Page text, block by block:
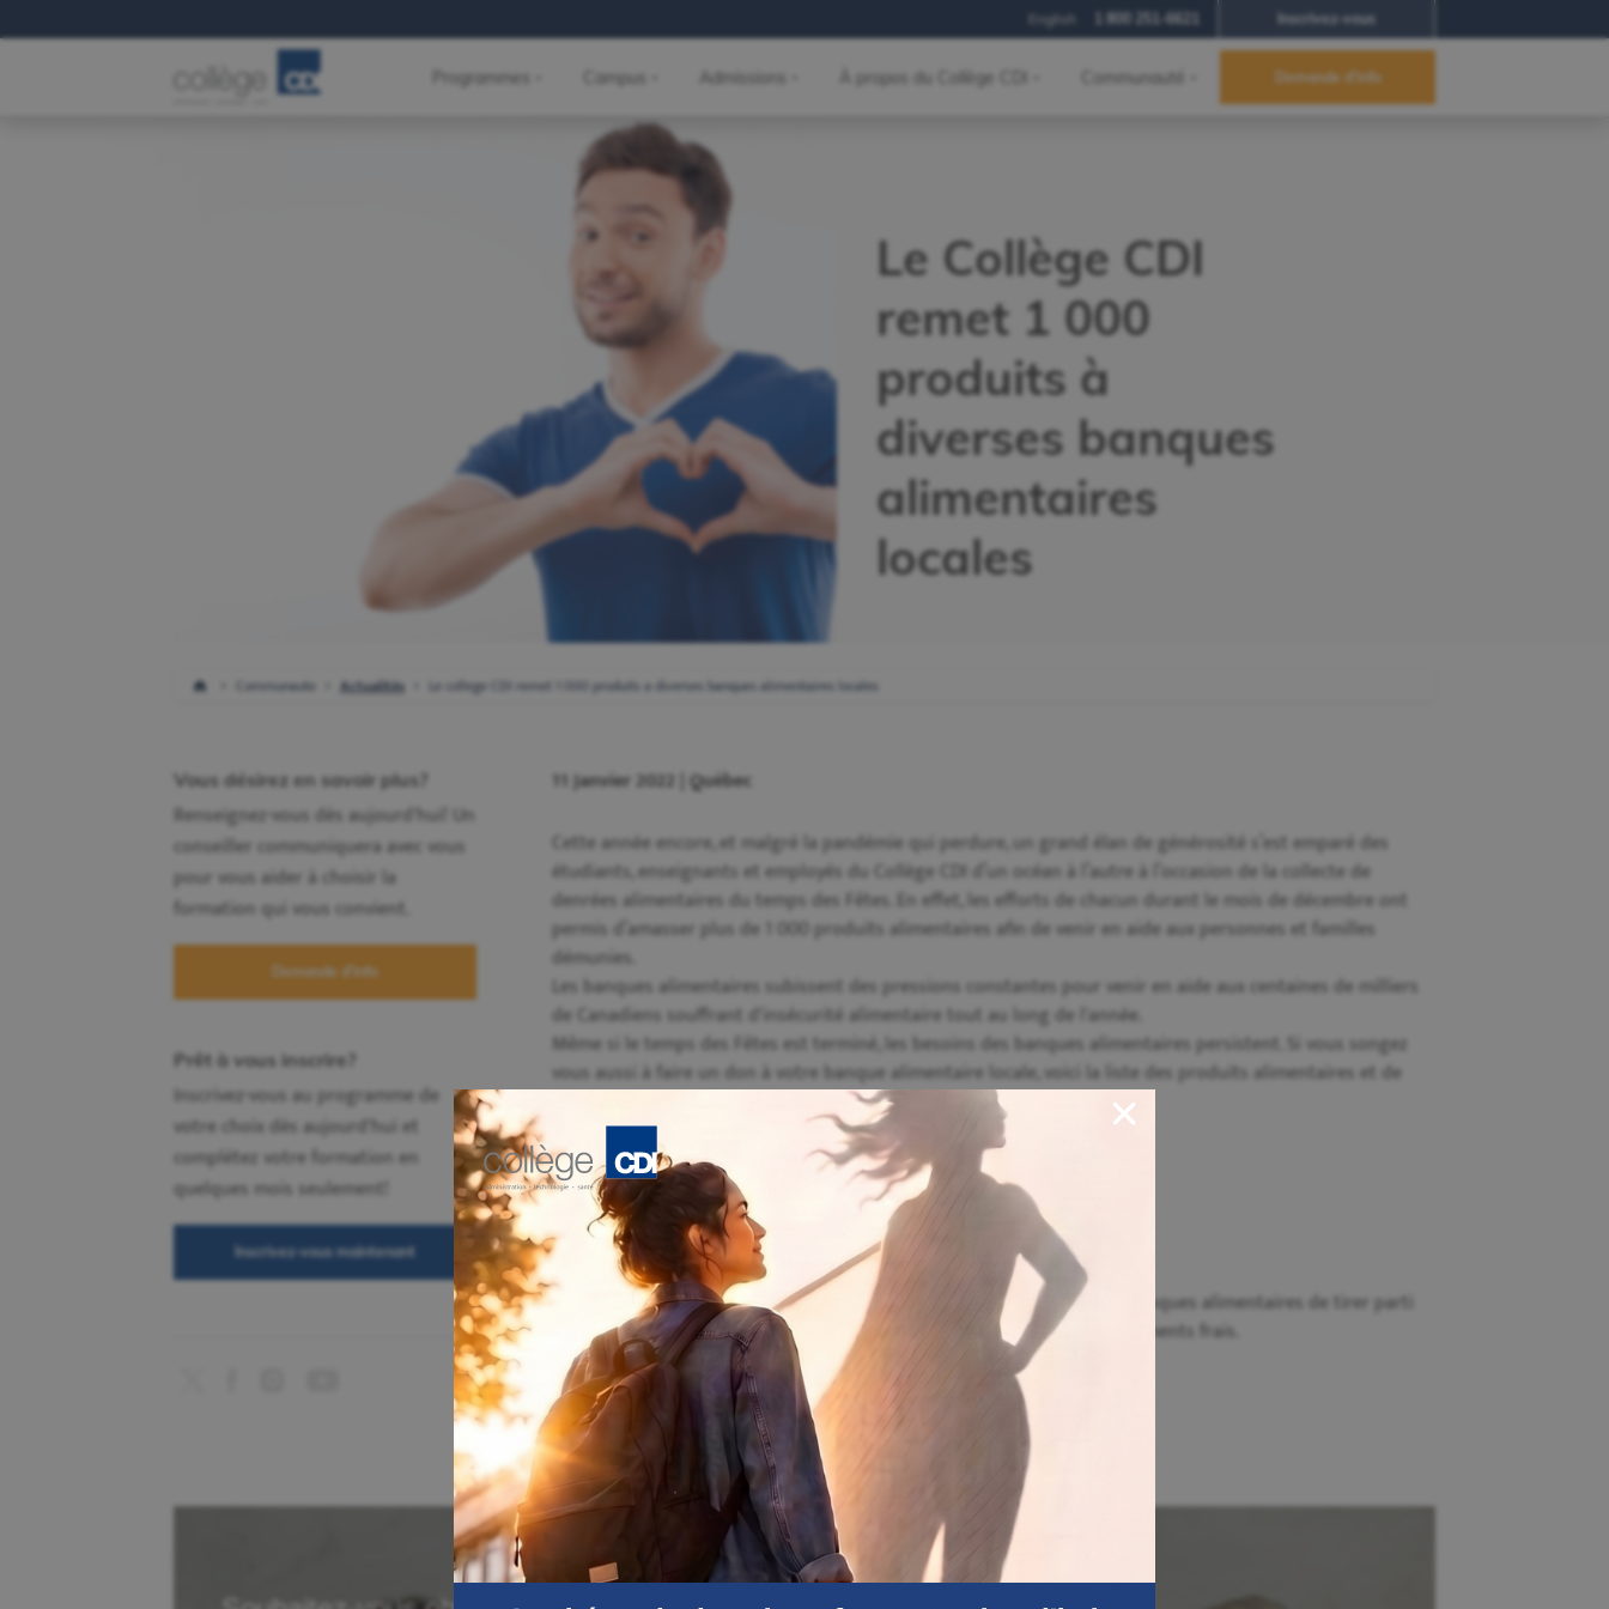
Inscrivez-vous
1 800 251-6621
English
Programmes Campus Admissions À propos du Collège CDI Communauté Demande d'info
Le Collège CDI
remet 1 000
produits à
diverses banques
alimentaires
locales
Communaute Actualités Le college CDI remet 1 000 produits a diverses banques alimentaires locales
Vous désirez en savoir plus?
Renseignez-vous dès aujourd'hui! Un
conseiller communiquera avec vous
pour vous aider à choisir la
formation qui vous convient.
Demande d'info
Prêt à vous inscrire?
Inscrivez-vous au programme de
votre choix dès aujourd'hui et
complétez votre formation en
quelques mois seulement!
Inscrivez-vous maintenant
11 Janvier 2022 | Québec
Cette année encore, et malgré la pandémie qui perdure, un grand élan de générosité s’est emparé des
étudiants, enseignants et employés du Collège CDI d’un océan à l’autre à l’occasion de la collecte de
denrées alimentaires du temps des Fêtes. En effet, les efforts de chacun durant le mois de décembre ont
permis d’amasser plus de 1 000 produits alimentaires afin de venir en aide aux personnes et familles
démunies.
Les banques alimentaires subissent des pressions constantes pour venir en aide aux centaines de milliers
de Canadiens souffrant d'insécurité alimentaire tout au long de l'année.
Même si le temps des Fêtes est terminé, les besoins des banques alimentaires persistent. Si vous songez
vous aussi à faire un don à votre banque alimentaire locale, voici la liste des produits alimentaires et de
consommation qui sont le plus en demande :
• Pâtes et sauces pour pâtes
• Produits en conserve (haricots, soupes, viandes, fruits et légumes)
• Céréales à grains entiers
• Aliments pour bébés et préparations pour nourrissons
• Papier hygiénique et couches
• Produits d'hygiène personnelle
Des dons en espèces sont également nécessaires pour permettre aux banques alimentaires de tirer parti
de leur pouvoir d'achat pour acheter en gros et pour se procurer des aliments frais.
Visitez Banques alimentaires Canada pour en savoir plus.